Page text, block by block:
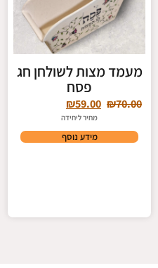
מעמד מצות לשולחן חג
פסח
₪70.00
₪59.00
מחיר ליחידה
מידע נוסף